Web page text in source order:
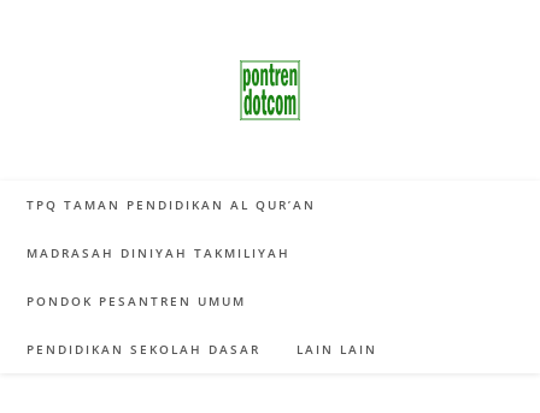
TPQ TAMAN PENDIDIKAN AL QUR’AN
MADRASAH DINIYAH TAKMILIYAH
PONDOK PESANTREN UMUM
PENDIDIKAN SEKOLAH DASAR LAIN LAIN